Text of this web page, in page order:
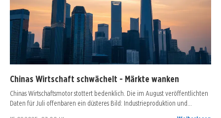
Chinas Wirtschaft schwächelt - Märkte wanken
Chinas Wirtschaftsmotor stottert bedenklich. Die im August veröffentlichten
Daten für Juli offenbaren ein düsteres Bild: Industrieproduktion und…